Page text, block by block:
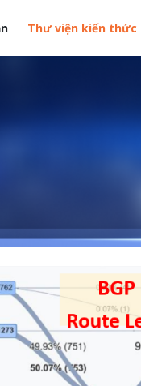
Thư viện kiến thức